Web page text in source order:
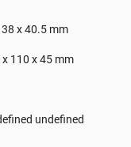
x 40.5 mm
x 110 x 45 mm
undefined